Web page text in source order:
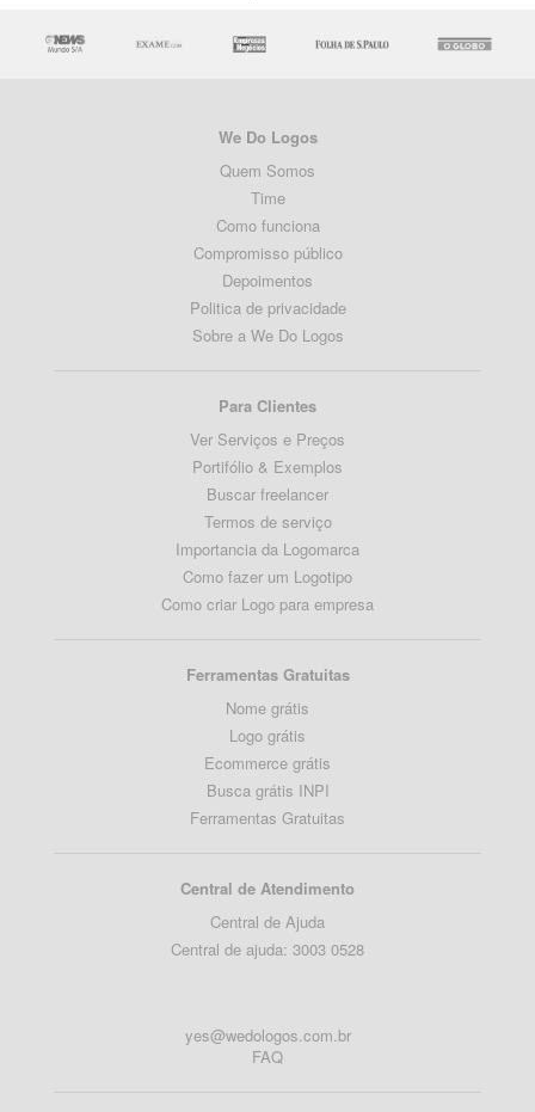
We Do Logos
Quem Somos
Time
Como funciona
Compromisso público
Depoimentos
Politica de privacidade
Sobre a We Do Logos
Para Clientes
Ver Serviços e Preços
Portifólio & Exemplos
Buscar freelancer
Termos de serviço
Importancia da Logomarca
Como fazer um Logotipo
Como criar Logo para empresa
Ferramentas Gratuitas
Nome grátis
Logo grátis
Ecommerce grátis
Busca grátis INPI
Ferramentas Gratuitas
Central de Atendimento
Central de Ajuda
Central de ajuda: 3003 0528
yes@wedologos.com.br
FAQ